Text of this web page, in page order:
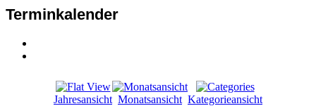
Terminkalender
Jahresansicht Monatsansicht Kategorieansicht